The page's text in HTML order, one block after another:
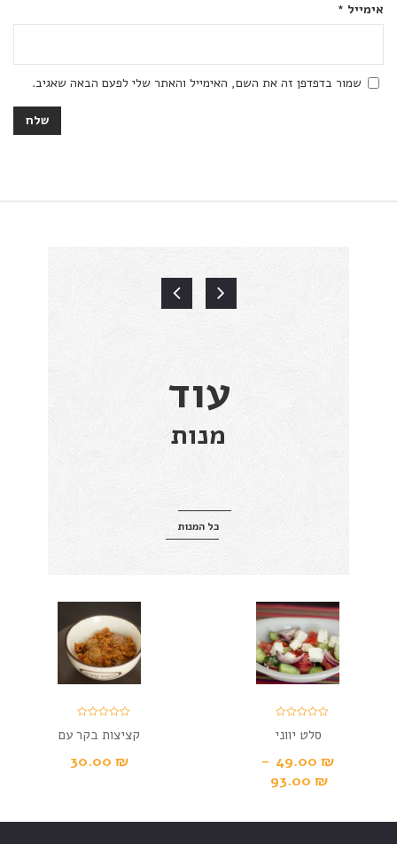
אימייל *
שמור בדפדפן זה את השם, האימייל והאתר שלי לפעם הבאה שאגיב.
עוד
מנות
כל המנות
סלט יווני
49.00 ₪
–
93.00 ₪
קציצות בקר עם
ירקות מוחבאים
30.00 ₪